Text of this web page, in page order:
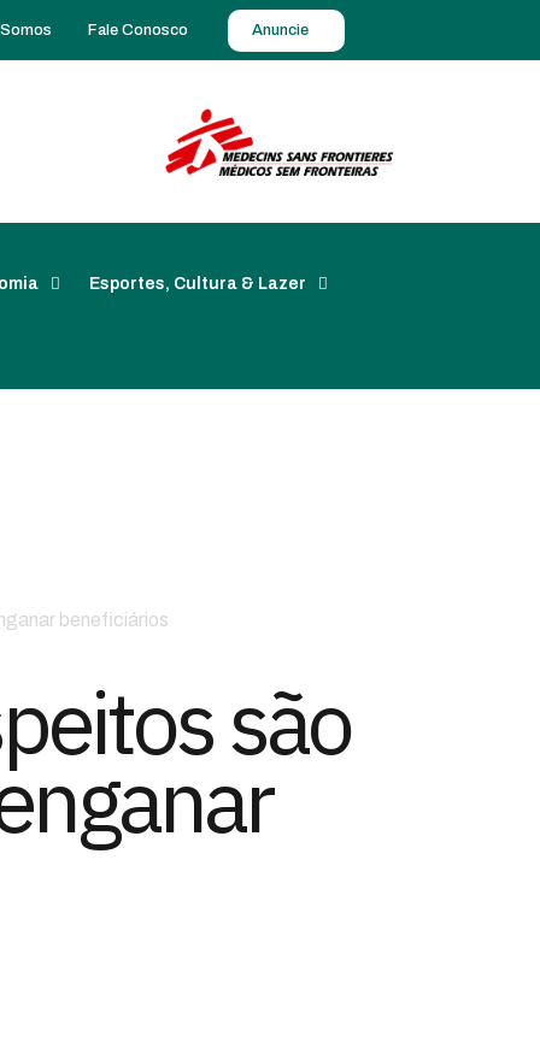
Fale Conosco Anuncie
Esportes, Cultura & Lazer
beneficiários
são